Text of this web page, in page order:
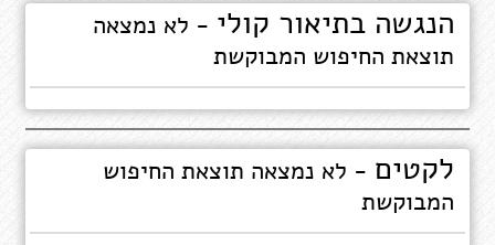
הנגשה בתיאור קולי - לא נמצאה
תוצאת החיפוש המבוקשת
לקטים - לא נמצאה תוצאת החיפוש
המבוקשת